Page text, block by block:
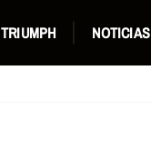
TRIUMPH NOTICIAS